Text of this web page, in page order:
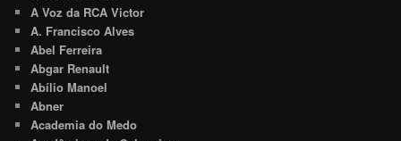
A Voz da RCA Victor
A. Francisco Alves
Abel Ferreira
Abgar Renault
Abílio Manoel
Abner
Academia do Medo